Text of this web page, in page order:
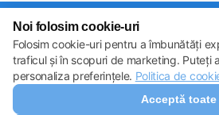
Toate drepturile sunt
Farmacie.md
Descărcați aplicația
Setări cookie-uri
Politica de
Noi folosim cookie-uri
Folosim cookie-uri pentru a îmbunătăți
traficul și în scopuri de marketing. Puteți
personaliza preferințele. Politica de
Acceptă toate